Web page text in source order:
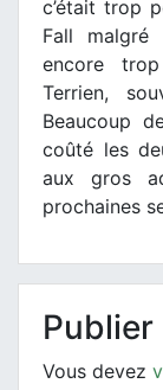
c’était trop
Fall
encore
Terrien,
Beaucoup
coûté les
aux gros
prochaines
Vous devez